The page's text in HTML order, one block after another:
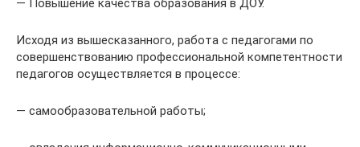
— Повышение качества образования в ДОУ.
Исходя из вышесказанного, работа с педагогами по
совершенствованию профессиональной компетентности
педагогов осуществляется в процессе:
— самообразовательной работы;